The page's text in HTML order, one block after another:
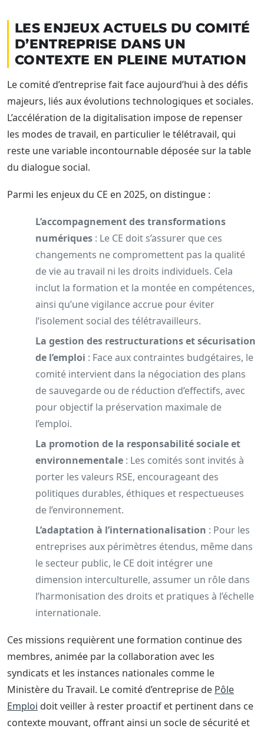
LES ENJEUX ACTUELS DU COMITÉ
D’ENTREPRISE DANS UN
CONTEXTE EN PLEINE MUTATION
Le comité d’entreprise fait face aujourd’hui à des défis
majeurs, liés aux évolutions technologiques et sociales.
L’accélération de la digitalisation impose de repenser
les modes de travail, en particulier le télétravail, qui
reste une variable incontournable déposée sur la table
du dialogue social.
Parmi les enjeux du CE en 2025, on distingue :
L’accompagnement des transformations
numériques : Le CE doit s’assurer que ces
changements ne compromettent pas la qualité
de vie au travail ni les droits individuels. Cela
inclut la formation et la montée en compétences,
ainsi qu’une vigilance accrue pour éviter
l’isolement social des télétravailleurs.
La gestion des restructurations et sécurisation
de l’emploi : Face aux contraintes budgétaires, le
comité intervient dans la négociation des plans
de sauvegarde ou de réduction d’effectifs, avec
pour objectif la préservation maximale de
l’emploi.
La promotion de la responsabilité sociale et
environnementale : Les comités sont invités à
porter les valeurs RSE, encourageant des
politiques durables, éthiques et respectueuses
de l’environnement.
L’adaptation à l’internationalisation : Pour les
entreprises aux périmètres étendus, même dans
le secteur public, le CE doit intégrer une
dimension interculturelle, assumer un rôle dans
l’harmonisation des droits et pratiques à l’échelle
internationale.
Ces missions requièrent une formation continue des
membres, animée par la collaboration avec les
syndicats et les instances nationales comme le
Ministère du Travail. Le comité d’entreprise de Pôle
Emploi doit veiller à rester proactif et pertinent dans ce
contexte mouvant, offrant ainsi un socle de sécurité et